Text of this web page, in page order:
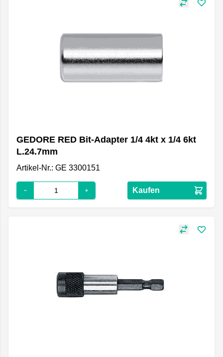
GEDORE RED Bit-Adapter 1/4 4kt x 1/4 6kt
L.24.7mm
Artikel-Nr.: GE 3300151
Kaufen